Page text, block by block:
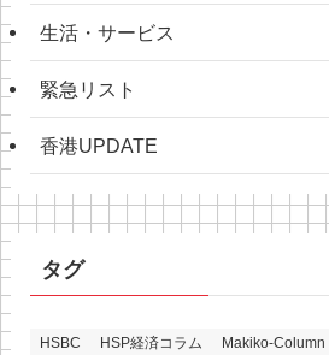
生活・サービス
緊急リスト
香港UPDATE
タグ
HSBC HSP経済コラム Makiko-Column